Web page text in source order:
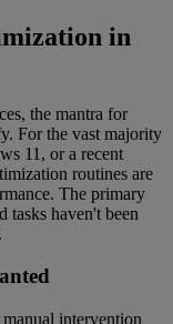
in
the mantra for
For the vast majority
11, or a recent
routines are
The primary
tasks haven't been
intervention